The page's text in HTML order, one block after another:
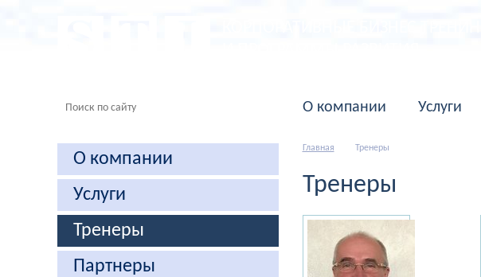
О компании Услуги
О компании
Услуги
Тренеры
Партнеры
Главная Тренеры
Тренеры